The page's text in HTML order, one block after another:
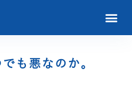
も悪なのか。